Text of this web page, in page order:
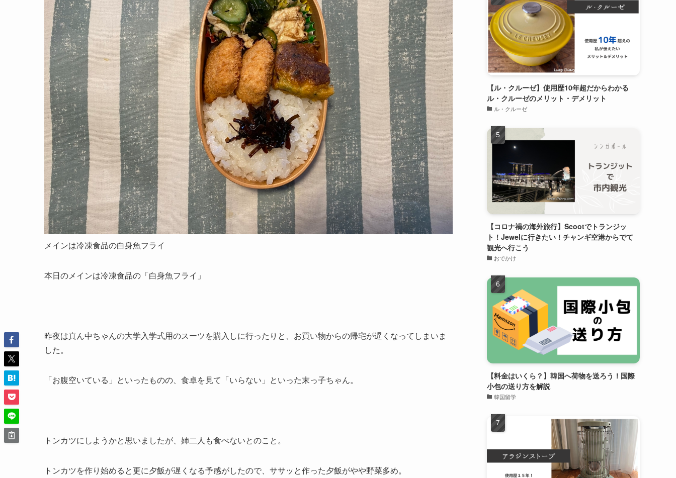
メインは冷凍食品の白身魚フライ
本日のメインは冷凍食品の「白身魚フライ」
昨夜は真ん中ちゃんの大学入学式用のスーツを購入しに行ったりと、お買い物からの帰宅が遅くなってしまいま
した。
「お腹空いている」といったものの、食卓を見て「いらない」といった末っ子ちゃん。
トンカツにしようかと思いましたが、姉二人も食べないとのこと。
トンカツを作り始めると更に夕飯が遅くなる予感がしたので、ササッと作った夕飯がやや野菜多め。
【ル・クルーゼ】使用歴10年超だからわかる
ル・クルーゼのメリット・デメリット
ル・クルーゼ
【コロナ禍の海外旅行】Scootでトランジッ
ト！Jewelに行きたい！チャンギ空港からでて
観光へ行こう
おでかけ
【料金はいくら？】韓国へ荷物を送ろう！国際
小包の送り方を解説
韓国留学